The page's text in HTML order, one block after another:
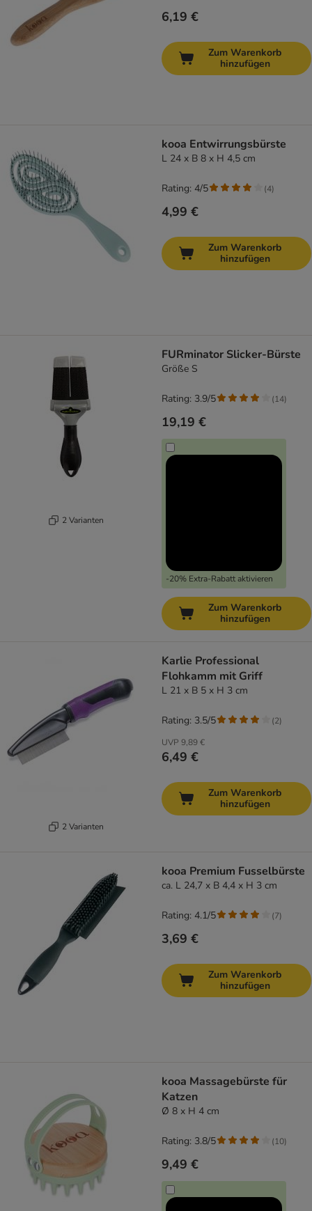
6,19 €
Zum Warenkorb
hinzufügen
kooa Entwirrungsbürste
L 24 x B 8 x H 4,5 cm
4,99 €
Rating: 4/5 (4)
Zum Warenkorb
hinzufügen
2 Varianten
FURminator Slicker-Bürste
Größe S
19,19 €
-20% Extra-Rabatt aktivieren
Rating: 3.9/5 (14)
Zum Warenkorb
hinzufügen
2 Varianten
Karlie Professional
Flohkamm mit Griff
L 21 x B 5 x H 3 cm
UVP 9,89 €
6,49 €
Rating: 3.5/5 (2)
Zum Warenkorb
hinzufügen
kooa Premium Fusselbürste
ca. L 24,7 x B 4,4 x H 3 cm
3,69 €
Rating: 4.1/5 (7)
Zum Warenkorb
hinzufügen
kooa Massagebürste für
Katzen
Ø 8 x H 4 cm
9,49 €
Rating: 3.8/5 (10)